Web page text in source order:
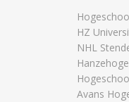
HZ
NHL
Avans